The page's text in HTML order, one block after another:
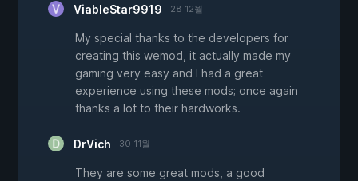
ViableStar9919 28 12월
My special thanks to the developers for
creating this wemod, it actually made my
gaming very easy and I had a great
experience using these mods; once again
thanks a lot to their hardworks.
DrVich 30 11월
They are some great mods, a good